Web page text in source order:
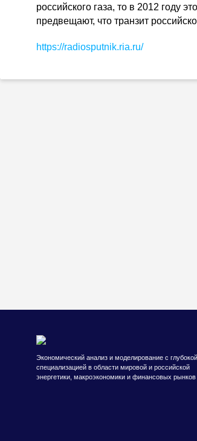
российского газа, то в 2012 году
предвещают, что транзит
https://radiosputnik.ria.ru/
Экономический анализ и моделирование с глубокой
специализацией в области мировой и российской
энергетики, макроэкономики и финансовых рынков